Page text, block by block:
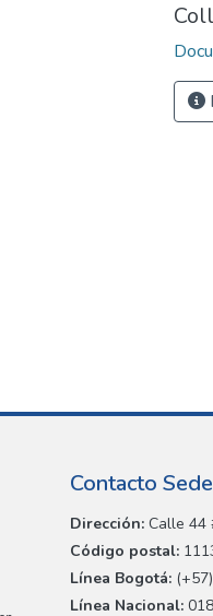
Contacto
Dirección: Calle 44
Código postal:
Línea Bogotá:
Línea Nacional: